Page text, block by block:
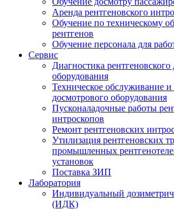
Аренда рентгеновского
Обучение по техническому
рентгенов
Обучение персонала для
Сервис
Диагностика рентгеновского
оборудования
Техническое обслуживание
досмотрового оборудования
Пусконаладочные работы
интроскопов
Ремонт рентгеновских
Утилизация рентгеновских
промышленных
установок
Поставка ЗИП
Лаборатория
Индивидуальный
(ИДК)